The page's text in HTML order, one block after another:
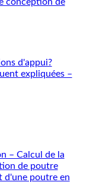
conception de
d'appui?
expliquées –
– Calcul de la
de poutre
d'une poutre en